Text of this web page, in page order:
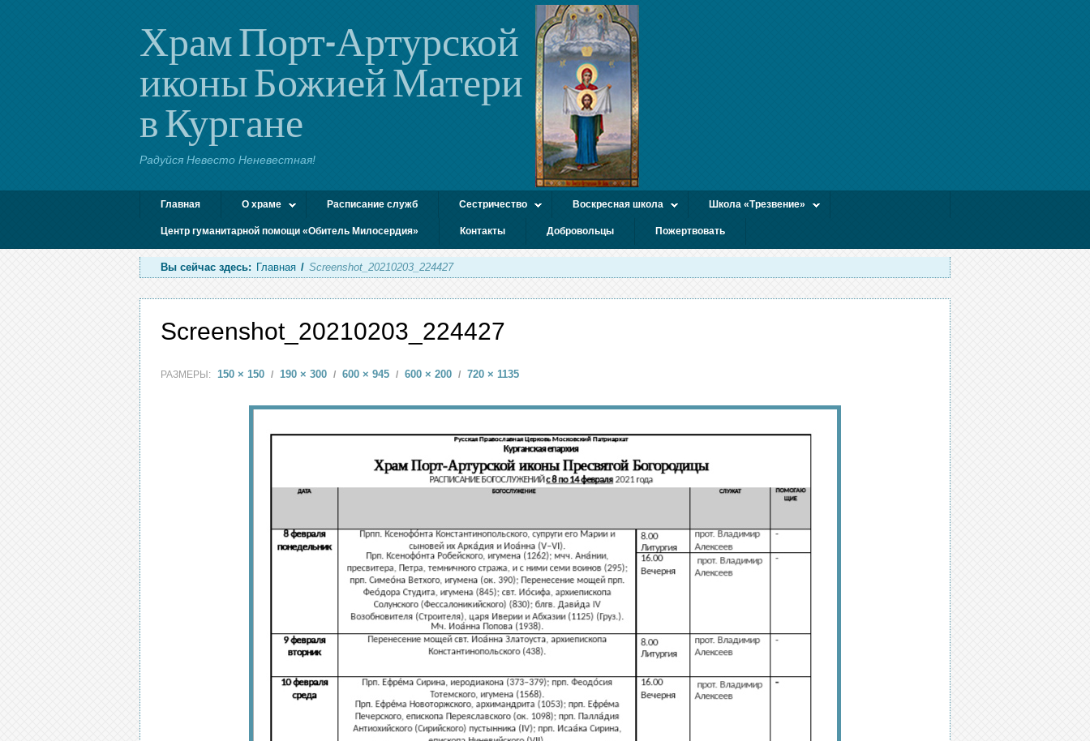
Храм Порт-Артурской
иконы Божией Матери
в Кургане
Радуйся Невесто Неневестная!
Главная О храме Расписание служб Сестричество Воскресная школа Школа «Трезвение»
Центр гуманитарной помощи «Обитель Милосердия» Контакты Добровольцы Пожертвовать
Вы сейчас здесь: Главная / Screenshot_20210203_224427
Screenshot_20210203_224427
РАЗМЕРЫ: 150 × 150 / 190 × 300 / 600 × 945 / 600 × 200 / 720 × 1135